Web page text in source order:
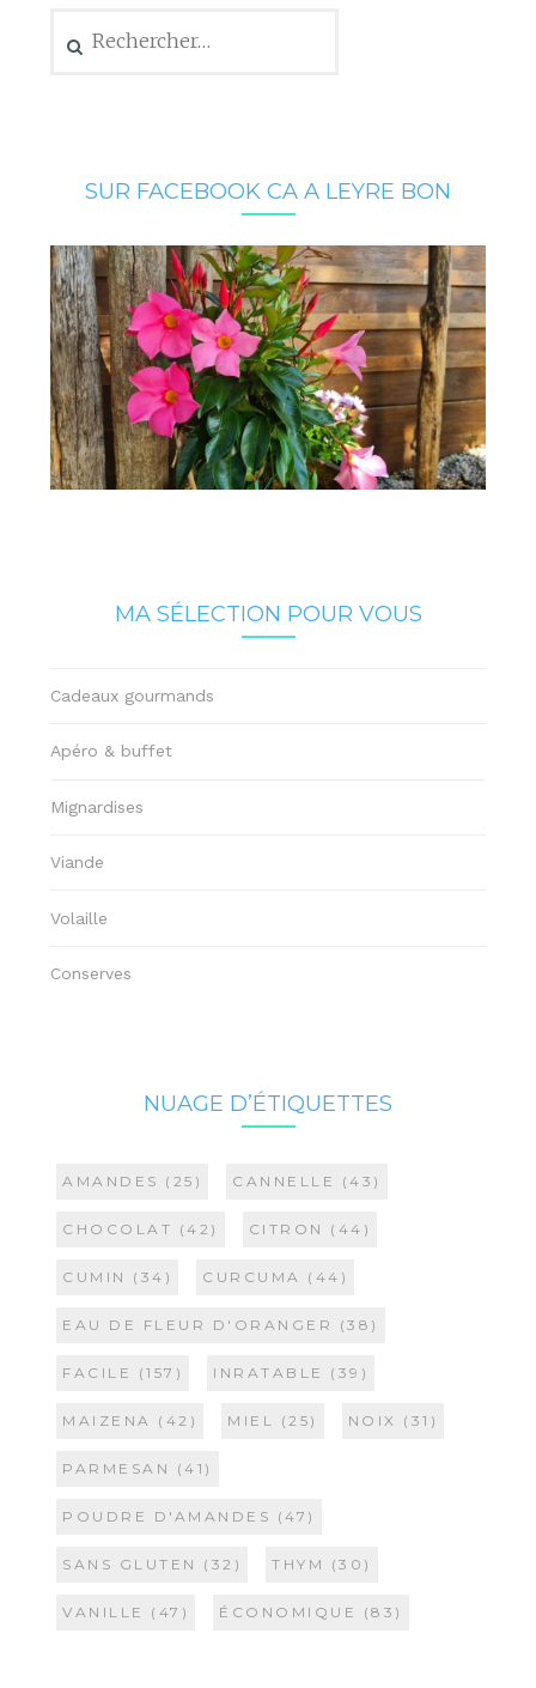
SUR FACEBOOK CA A LEYRE BON
MA SÉLECTION POUR VOUS
Cadeaux gourmands
Apéro & buffet
Mignardises
Viande
Volaille
Conserves
NUAGE D’ÉTIQUETTES
AMANDES (25) CANNELLE (43)
CHOCOLAT (42) CITRON (44)
CUMIN (34) CURCUMA (44)
EAU DE FLEUR D'ORANGER (38)
FACILE (157) INRATABLE (39)
MAIZENA (42) MIEL (25) NOIX (31)
PARMESAN (41)
POUDRE D'AMANDES (47)
SANS GLUTEN (32) THYM (30)
VANILLE (47) ÉCONOMIQUE (83)